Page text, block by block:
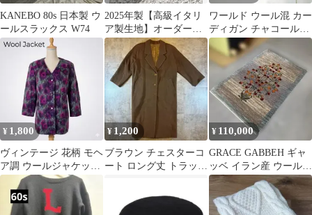
KANEBO 80s 日本製 ウ
ールスラックス W74
2025年製【高級イタリ
ア製生地】オーダーメ
イドスーツ ネイビー
LL相当
​ワールド ウール混 カー
ディガン チャコールグ
レー ベーシック M カ
ジュアル
¥ 1,800
ヴィンテージ 花柄 モヘ
ア調 ウールジャケット
M パープル 古着
¥ 1,200
ブラウン チェスターコ
ート ロング丈 トラッド
¥ 110,000
GRACE GABBEH ギャ
ッベ イラン産 ウール
63×94cm 30万④